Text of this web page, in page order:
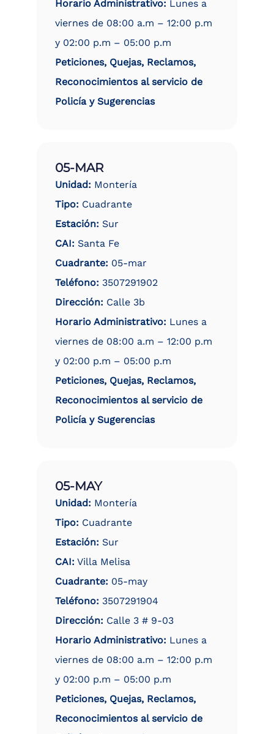
Horario Administrativo: Lunes a
viernes de 08:00 a.m – 12:00 p.m
y 02:00 p.m – 05:00 p.m
Peticiones, Quejas, Reclamos,
Reconocimientos al servicio de
Policía y Sugerencias
05-MAR
Unidad: Montería
Tipo: Cuadrante
Estación: Sur
CAI: Santa Fe
Cuadrante: 05-mar
Teléfono: 3507291902
Dirección: Calle 3b
Horario Administrativo: Lunes a
viernes de 08:00 a.m – 12:00 p.m
y 02:00 p.m – 05:00 p.m
Peticiones, Quejas, Reclamos,
Reconocimientos al servicio de
Policía y Sugerencias
05-MAY
Unidad: Montería
Tipo: Cuadrante
Estación: Sur
CAI: Villa Melisa
Cuadrante: 05-may
Teléfono: 3507291904
Dirección: Calle 3 # 9-03
Horario Administrativo: Lunes a
viernes de 08:00 a.m – 12:00 p.m
y 02:00 p.m – 05:00 p.m
Peticiones, Quejas, Reclamos,
Reconocimientos al servicio de